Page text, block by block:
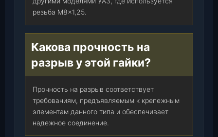
резьба M8x1,25.
Какова прочность на
разрыв у этой гайки?
Прочность на разрыв соответствует
требованиям, предъявляемым к крепежным
элементам данного типа и обеспечивает
надежное соединение.